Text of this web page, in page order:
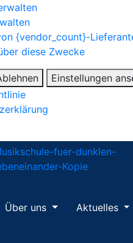
{vendor_count}-
diese Zwecke
Einstellungen
Über uns Aktuelles